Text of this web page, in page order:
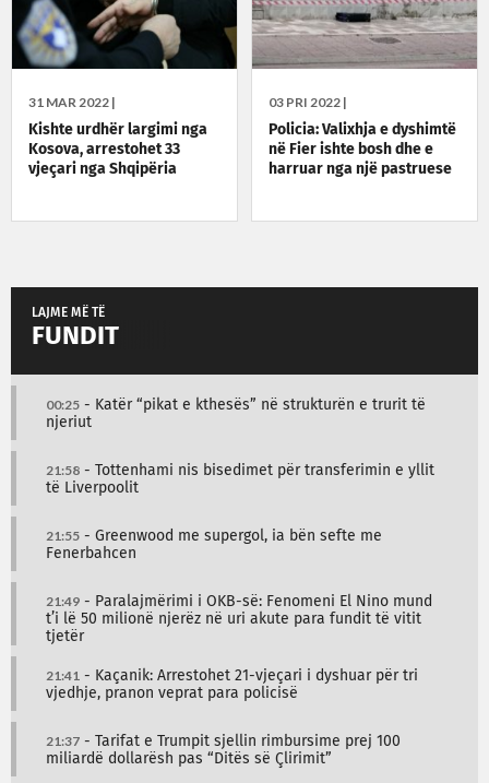
03 PRI 2022 |
Policia: Valixhja e dyshimtë
në Fier ishte bosh dhe e
harruar nga një pastruese
31 MAR 2022 |
Kishte urdhër largimi nga
Kosova, arrestohet 33
vjeçari nga Shqipëria
LAJME MË TË
FUNDIT
00:25 - Katër “pikat e kthesës” në strukturën e trurit të
njeriut
21:58 - Tottenhami nis bisedimet për transferimin e yllit
të Liverpoolit
21:55 - Greenwood me supergol, ia bën sefte me
Fenerbahcen
21:49 - Paralajmërimi i OKB-së: Fenomeni El Nino mund
t’i lë 50 milionë njerëz në uri akute para fundit të vitit
tjetër
21:41 - Kaçanik: Arrestohet 21-vjeçari i dyshuar për tri
vjedhje, pranon veprat para policisë
21:37 - Tarifat e Trumpit sjellin rimbursime prej 100
miliardë dollarësh pas “Ditës së Çlirimit”